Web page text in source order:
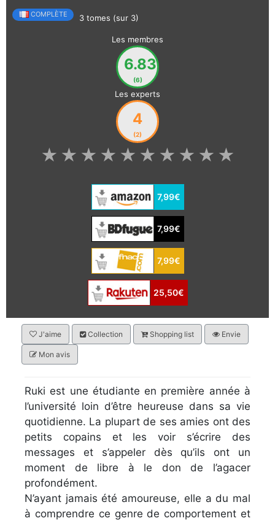
COMPLÈTE 3 tomes (sur 3)
Les membres
6.83
(6)
Les experts
4
(2)
★
★
★
★
★
★
★
★
★
★
7,99€
7,99€
7,99€
25,50€
J'aime Collection Shopping list Envie
Mon avis
Ruki est une étudiante en première année à
l’université loin d’être heureuse dans sa vie
quotidienne. La plupart de ses amies ont des
petits copains et les voir s’écrire des
messages et s’appeler dès qu’ils ont un
moment de libre à le don de l’agacer
profondément.
N’ayant jamais été amoureuse, elle a du mal
à comprendre ce genre de comportement et